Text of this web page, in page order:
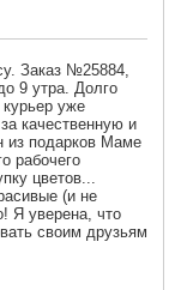
Заказ №25884,
9 утра. Долго
уже
качественную и
из подарков Маме
рабочего
цветов...
(и не
Я уверена, что
своим друзьям